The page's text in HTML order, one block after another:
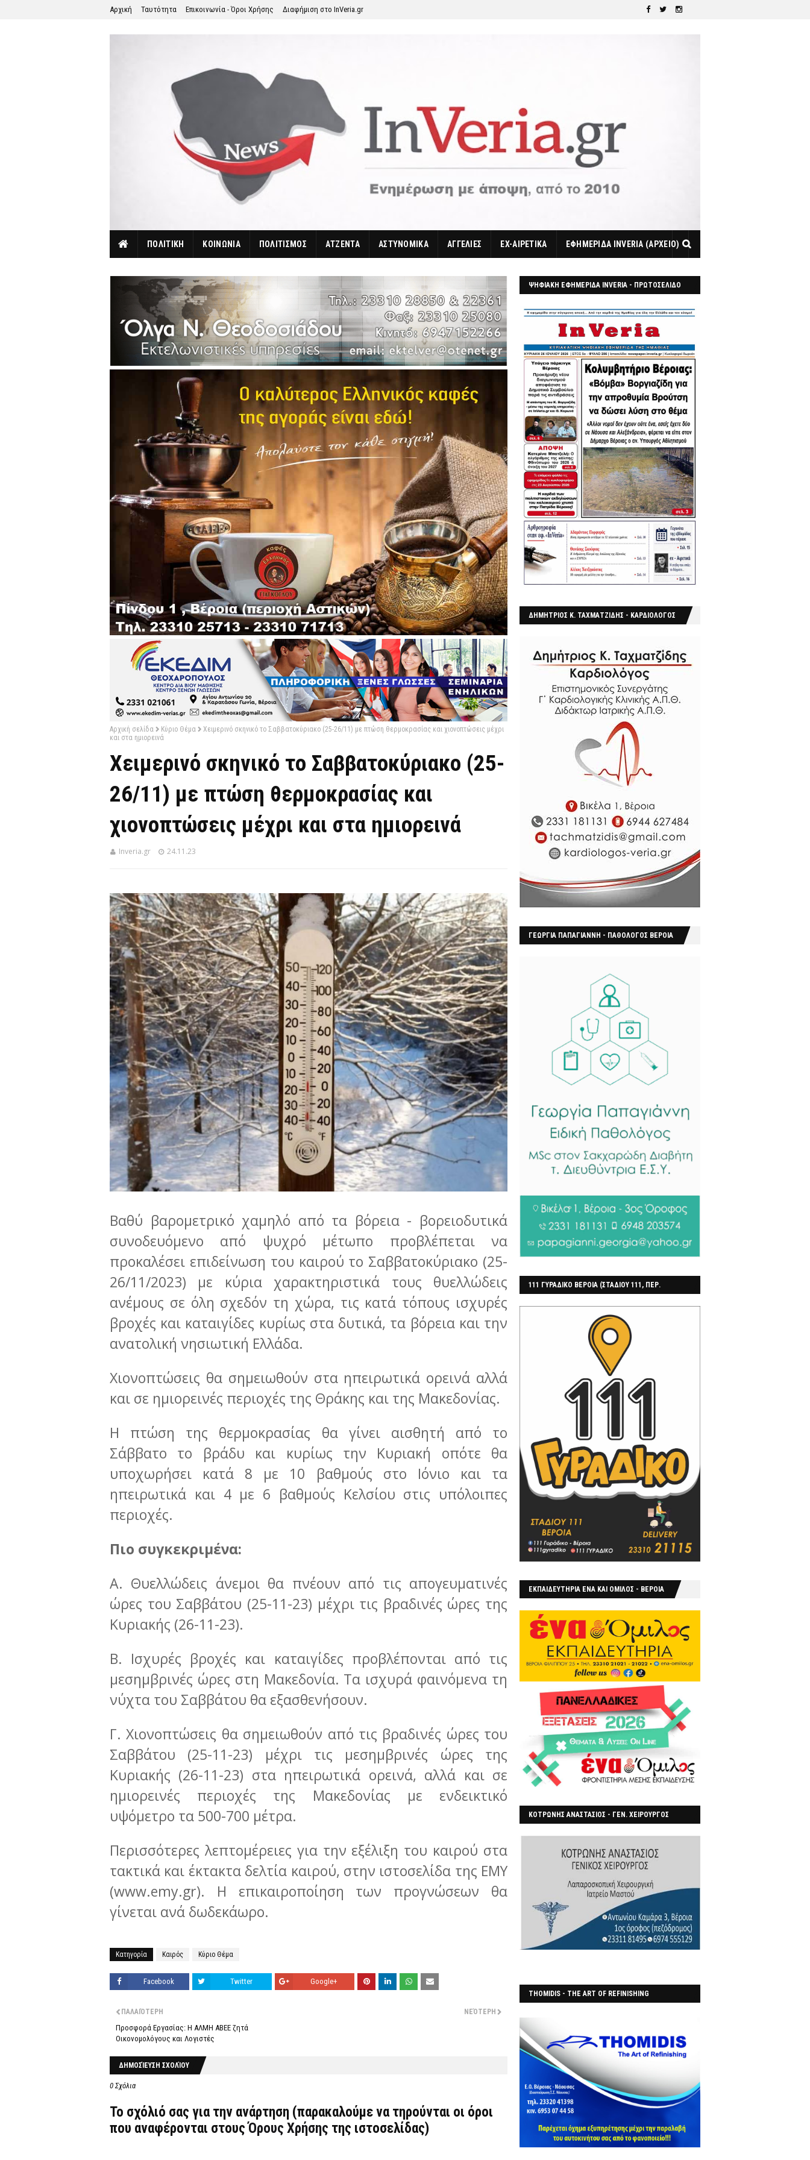
Αρχική Ταυτότητα Επικοινωνία - Όροι Χρήσης Διαφήμιση στο InVeria.gr
ΠΟΛΙΤΙΚΗ ΚΟΙΝΩΝΙΑ ΠΟΛΙΤΙΣΜΟΣ ΑΤΖΕΝΤΑ ΑΣΤΥΝΟΜΙΚΑ ΑΓΓΕΛΙΕΣ EX-ΑΙΡΕΤΙΚΑ ΕΦΗΜΕΡΙΔΑ INVERIA (ΑΡΧΕΙΟ)
Αρχική σελίδα Κύριο Θέμα
Χειμερινό σκηνικό το Σαββατοκύριακο (25-26/11) με πτώση θερμοκρασίας και χιονοπτώσεις μέχρι
και στα ημιορεινά
Χειμερινό σκηνικό το Σαββατοκύριακο (25-
26/11) με πτώση θερμοκρασίας και
χιονοπτώσεις μέχρι και στα ημιορεινά
Inveria.gr 24.11.23
Βαθύ βαρομετρικό χαμηλό από τα βόρεια - βορειοδυτικά
συνοδευόμενο από ψυχρό μέτωπο προβλέπεται να
προκαλέσει επιδείνωση του καιρού το Σαββατοκύριακο (25-
26/11/2023) με κύρια χαρακτηριστικά τους θυελλώδεις
ανέμους σε όλη σχεδόν τη χώρα, τις κατά τόπους ισχυρές
βροχές και καταιγίδες κυρίως στα δυτικά, τα βόρεια και την
ανατολική νησιωτική Ελλάδα.
Χιονοπτώσεις θα σημειωθούν στα ηπειρωτικά ορεινά αλλά
και σε ημιορεινές περιοχές της Θράκης και της Μακεδονίας.
Η πτώση της θερμοκρασίας θα γίνει αισθητή από το
Σάββατο το βράδυ και κυρίως την Κυριακή οπότε θα
υποχωρήσει κατά 8 με 10 βαθμούς στο Ιόνιο και τα
ηπειρωτικά και 4 με 6 βαθμούς Κελσίου στις υπόλοιπες
περιοχές.
Πιο συγκεκριμένα:
Α. Θυελλώδεις άνεμοι θα πνέουν από τις απογευματινές
ώρες του Σαββάτου (25-11-23) μέχρι τις βραδινές ώρες της
Κυριακής (26-11-23).
Β. Ισχυρές βροχές και καταιγίδες προβλέπονται από τις
μεσημβρινές ώρες στη Μακεδονία. Τα ισχυρά φαινόμενα τη
νύχτα του Σαββάτου θα εξασθενήσουν.
Γ. Χιονοπτώσεις θα σημειωθούν από τις βραδινές ώρες του
Σαββάτου (25-11-23) μέχρι τις μεσημβρινές ώρες της
Κυριακής (26-11-23) στα ηπειρωτικά ορεινά, αλλά και σε
ημιορεινές περιοχές της Μακεδονίας με ενδεικτικό
υψόμετρο τα 500-700 μέτρα.
Περισσότερες λεπτομέρειες για την εξέλιξη του καιρού στα
τακτικά και έκτακτα δελτία καιρού, στην ιστοσελίδα της ΕΜΥ
(www.emy.gr). Η επικαιροποίηση των προγνώσεων θα
γίνεται ανά δωδεκάωρο.
Κατηγορία Καιρός Κύριο Θέμα
Facebook Twitter Google+
ΝΕΌΤΕΡΗ
ΠΑΛΑΙΌΤΕΡΗ
Προσφορά Εργασίας: Η ΑΛΜΗ ΑΒΕΕ ζητά
Οικονομολόγους και Λογιστές
ΔΗΜΟΣΊΕΥΣΗ ΣΧΟΛΊΟΥ
0 Σχόλια
Το σχόλιό σας για την ανάρτηση (παρακαλούμε να τηρούνται οι όροι
που αναφέρονται στουςΌρους Χρήσης της ιστοσελίδας)
ΨΗΦΙΑΚΗ ΕΦΗΜΕΡΙΔΑ INVERIA - ΠΡΩΤΟΣΕΛΙΔΟ
ΔΗΜΗΤΡΙΟΣ Κ. ΤΑΧΜΑΤΖΙΔΗΣ - ΚΑΡΔΙΟΛΟΓΟΣ
ΓΕΩΡΓΙΑ ΠΑΠΑΓΙΑΝΝΗ - ΠΑΘΟΛΟΓΟΣ ΒΕΡΟΙΑ
111 ΓΥΡΑΔΙΚΟ ΒΕΡΟΙΑ (ΣΤΑΔΙΟΥ 111, ΠΕΡ.
ΕΚΠΑΙΔΕΥΤΗΡΙΑ ΕΝΑ ΚΑΙ ΟΜΙΛΟΣ - ΒΕΡΟΙΑ
ΚΟΤΡΩΝΗΣ ΑΝΑΣΤΑΣΙΟΣ - ΓΕΝ. ΧΕΙΡΟΥΡΓΟΣ
THOMIDIS - THE ART OF REFINISHING